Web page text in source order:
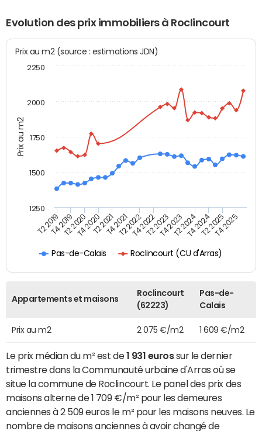
Evolution des prix immobiliers à Roclincourt
Prix au m2
Prix au m2 (source : estimations JDN)
Pas-de-Calais Roclincourt (CU d'Arras)
T2 2019T4 2019T2 2020T4 2020T2 2021T4 2021T2 2022T4 2022T2 2023T4 2023T2 2024T4 2024T2 2025T4 2025
2000
1250
1500
1750
2250
Appartements et maisons
Roclincourt
(62223)
Pas-de-
Calais
Prix au m2 2 075 €/m2 1 609 €/m2
Le prix médian du m² est de1 931 eurossur le dernier
trimestre dans la Communauté urbaine d'Arras où se
situe la commune de Roclincourt. Le panel des prix des
maisons alterne de 1 709 €/m² pour les demeures
anciennes à 2 509 euros le m² pour les maisons neuves. Le
nombre de maisons anciennes à avoir changé de